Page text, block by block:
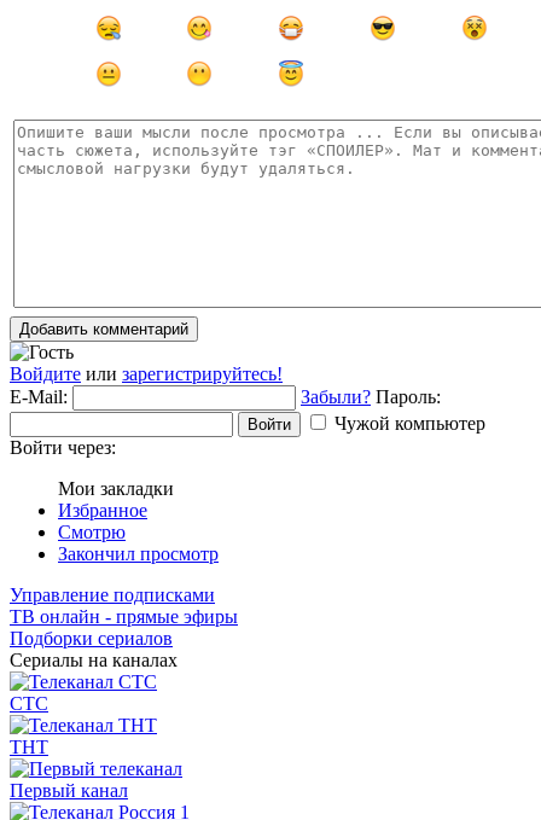
Добавить комментарий
Войдите или зарегистрируйтесь!
E-Mail:
Забыли? Пароль:
Войти
Чужой компьютер
Войти через:
Мои закладки
Избранное
Смотрю
Закончил просмотр
Управление подписками
ТВ онлайн - прямые эфиры
Подборки сериалов
Сериалы на каналах
СТС
ТНТ
Первый канал